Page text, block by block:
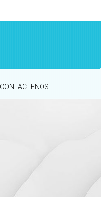
CONTACTENOS